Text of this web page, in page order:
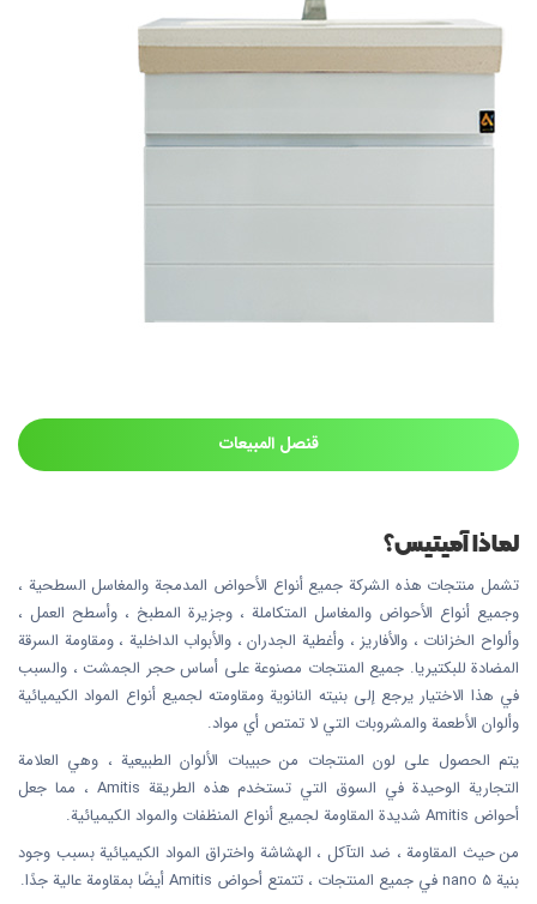
قنصل المبيعات
لماذا آميتيس؟
تشمل منتجات هذه الشركة جميع أنواع الأحواض المدمجة والمغاسل السطحية ،
وجميع أنواع الأحواض والمغاسل المتكاملة ، وجزيرة المطبخ ، وأسطح العمل ،
وألواح الخزانات ، والأفاريز ، وأغطية الجدران ، والأبواب الداخلية ، ومقاومة السرقة
المضادة للبكتيريا. جميع المنتجات مصنوعة على أساس حجر الجمشت ، والسبب
في هذا الاختيار يرجع إلى بنيته النانوية ومقاومته لجميع أنواع المواد الكيميائية
وألوان الأطعمة والمشروبات التي لا تمتص أي مواد.
يتم الحصول على لون المنتجات من حبيبات الألوان الطبيعية ، وهي العلامة
التجارية الوحيدة في السوق التي تستخدم هذه الطريقة Amitis ، مما جعل
أحواض Amitis شديدة المقاومة لجميع أنواع المنظفات والمواد الكيميائية.
من حيث المقاومة ، ضد التآكل ، الهشاشة واختراق المواد الكيميائية بسبب وجود
بنية nano 5 في جميع المنتجات ، تتمتع أحواض Amitis أيضًا بمقاومة عالية جدًا.